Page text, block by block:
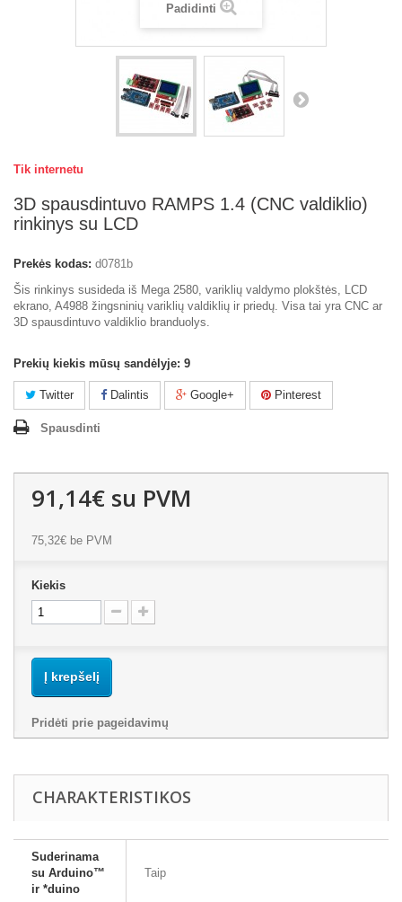
Padidinti
Tik internetu
3D spausdintuvo RAMPS 1.4 (CNC valdiklio)
rinkinys su LCD
Prekės kodas: d0781b
Šis rinkinys susideda iš Mega 2580, variklių valdymo plokštės, LCD
ekrano, A4988 žingsninių variklių valdiklių ir priedų. Visa tai yra CNC ar
3D spausdintuvo valdiklio branduolys.
Prekių kiekis mūsų sandėlyje: 9
Twitter Dalintis Google+ Pinterest
Spausdinti
91,14€ su PVM
75,32€ be PVM
Kiekis
Į krepšelį
Pridėti prie pageidavimų
CHARAKTERISTIKOS
Suderinama
su Arduino™
ir *duino
Taip